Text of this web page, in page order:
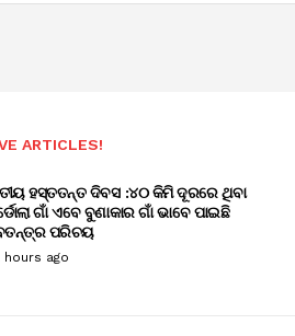
ARTICLES!
ହସ୍ତତନ୍ତ ଦିବସ :୪୦ କିମି ଦୂରରେ ଥିବା
ଗାଁ ଏବେ ବୁଣାକାର ଗାଁ ଭାବେ ପାଇଛି
ପରିଚୟ
hours ago